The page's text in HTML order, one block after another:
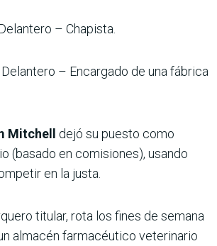
– Chapista.
Delantero – Encargado de una fábrica
Mitchell dejó su puesto como
(basado en comisiones), usando
en la justa.
titular, rota los fines de semana
almacén farmacéutico veterinario